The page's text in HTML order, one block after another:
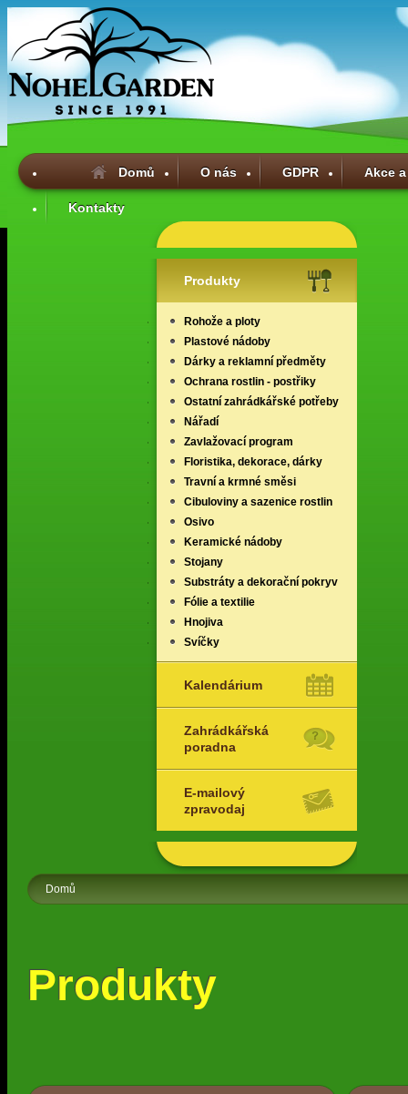
Domů O nás GDPR Akce
Kontakty
Produkty
Rohože a ploty
Plastové nádoby
Dárky a reklamní předměty
Ochrana rostlin - postřiky
Ostatní zahrádkářské potřeby
Nářadí
Zavlažovací program
Floristika, dekorace, dárky
Travní a krmné směsi
Cibuloviny a sazenice rostlin
Osivo
Keramické nádoby
Stojany
Substráty a dekorační pokryv
Fólie a textilie
Hnojiva
Svíčky
Kalendárium
Zahrádkářská
poradna
E-mailový
zpravodaj
Domů
Produkty